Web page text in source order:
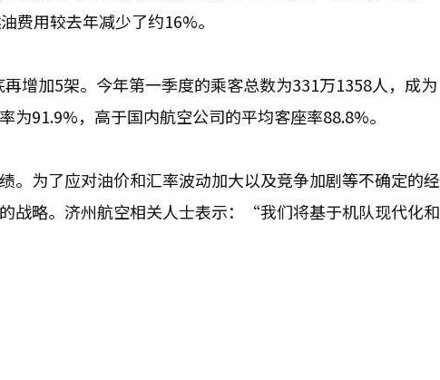
费用较去年减少了约16%。
增加5架。今年第一季度的乘客总数为331万1358人，成为
91.9%，高于国内航空公司的平均客座率88.8%。
。为了应对油价和汇率波动加大以及竞争加剧等不确定的经
战略。济州航空相关人士表示：“我们将基于机队现代化和